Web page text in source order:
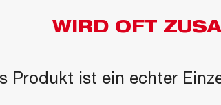
WIRD OFT
Produkt ist ein echter